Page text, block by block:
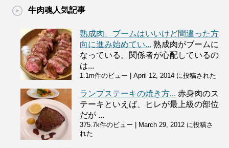
牛肉魂人気記事
熟成肉、ブームはいいけど間違った方
向に進み始めてい... 熟成肉がブームに
なっている。関係者が心配しているの
は...
1.1m件のビュー April 12, 2014 に投稿された
ランプステーキの焼き方... 赤身肉のス
テーキといえば、ヒレが最上級の部位
だが ...
375.7k件のビュー
March 29, 2012 に投稿さ
れた